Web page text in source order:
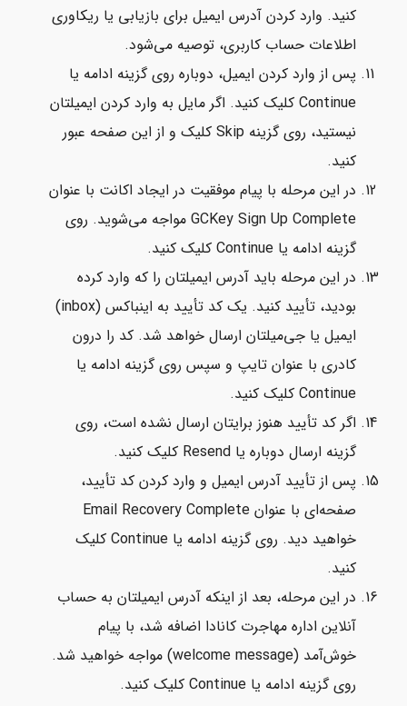
کنید. وارد کردن آدرس ایمیل برای بازیابی یا ریکاوری
اطلاعات حساب کاربری، توصیه می‌شود.
پس از وارد کردن ایمیل، دوباره روی گزینه ادامه یا
Continue کلیک کنید. اگر مایل به وارد کردن ایمیلتان
نیستید، روی گزینه Skip کلیک و از این صفحه عبور
کنید.
در این مرحله با پیام موفقیت در ایجاد اکانت با عنوان
GCKey Sign Up Complete مواجه می‌شوید. روی
گزینه ادامه یا Continue کلیک کنید.
در این مرحله باید آدرس ایمیلتان را که وارد کرده
بودید، تأیید کنید. یک کد تأیید به اینباکس (inbox)
ایمیل یا جی‌میلتان ارسال خواهد شد. کد را درون
کادری با عنوان تایپ و سپس روی گزینه ادامه یا
Continue کلیک کنید.
اگر کد تأیید هنوز برایتان ارسال نشده است، روی
گزینه ارسال دوباره یا Resend کلیک کنید.
پس از تأیید آدرس ایمیل و وارد کردن کد تأیید،
صفحه‌ای با عنوان Email Recovery Complete
خواهید دید. روی گزینه ادامه یا Continue کلیک
کنید.
در این مرحله، بعد از اینکه آدرس ایمیلتان به حساب
آنلاین اداره مهاجرت کانادا اضافه شد، با پیام
خوش‌آمد (welcome message) مواجه خواهید شد.
روی گزینه ادامه یا Continue کلیک کنید.